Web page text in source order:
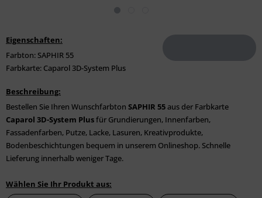
Eigenschaften:
Farbton: SAPHIR 55
Farbkarte: Caparol 3D-System Plus
Beschreibung:
Bestellen Sie Ihren Wunschfarbton SAPHIR 55aus der Farbkarte
Caparol 3D-System Plusfür Grundierungen, Innenfarben,
Fassadenfarben, Putze, Lacke, Lasuren, Kreativprodukte,
Bodenbeschichtungen bequem in unserem Onlineshop. Schnelle
Lieferung innerhalb weniger Tage.
Wählen Sie Ihr Produkt aus: